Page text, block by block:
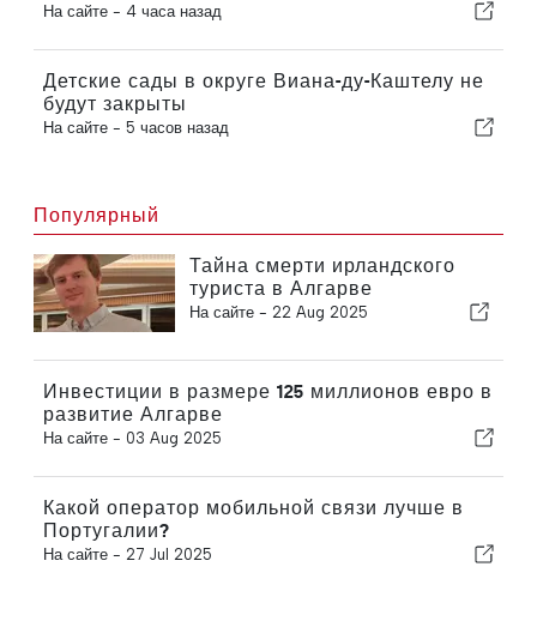
На сайте - 4 часа назад
Детские сады в округе Виана-ду-Каштелу не
будут закрыты
На сайте - 5 часов назад
Популярный
Тайна смерти ирландского
туриста в Алгарве
На сайте - 22 Aug 2025
Инвестиции в размере 125 миллионов евро в
развитие Алгарве
На сайте - 03 Aug 2025
Какой оператор мобильной связи лучше в
Португалии?
На сайте - 27 Jul 2025